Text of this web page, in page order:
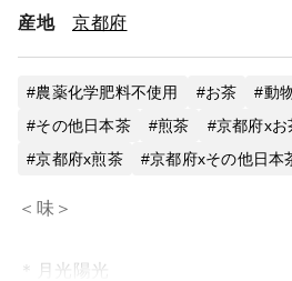
感謝
森井ファームのお茶
下記の期間の発送業務は、年末年
ます。
2025/12/25 ~ 2026/01/7
産地 京都府
農薬化学肥料不使用 お茶
動
その他日本茶
煎茶 京都府xお
京都府x煎茶
京都府xその他日本
＜味＞
＊月光陽光